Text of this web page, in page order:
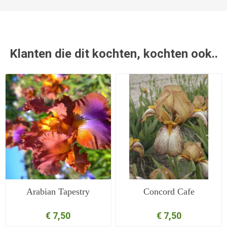
Klanten die dit kochten, kochten ook..
Arabian Tapestry
€ 7,50
Concord Cafe
€ 7,50